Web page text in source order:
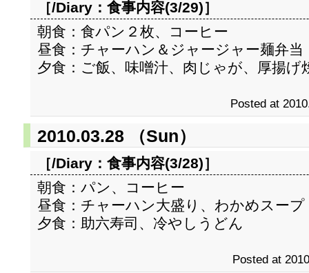
［/Diary： 食事内容(3/29)］
朝食：食パン２枚、コーヒー
昼食：チャーハン＆ジャージャー麺弁当
夕食：ご飯、味噌汁、肉じゃが、厚揚げ
Posted at
2010.03.28 （Sun）
［/Diary： 食事内容(3/28)］
朝食：パン、コーヒー
昼食：チャーハン大盛り、わかめスープ
夕食：助六寿司、冷やしうどん
Posted at